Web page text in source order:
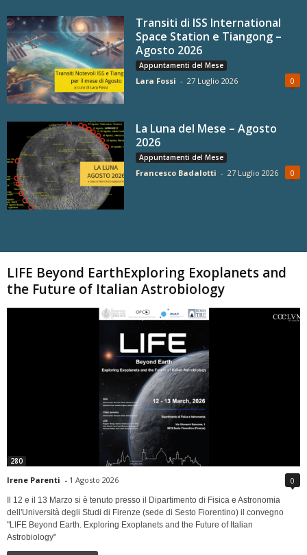
Transiti di ISS International
Space Station e Tiangong –
Agosto 2026
Appuntamenti del Mese
Lara Fossi - 27 Luglio 2026 0
La Luna del Mese – Agosto
2026
Appuntamenti del Mese
Francesco Badalotti - 27 Luglio 2026 0
LIFE Beyond EarthExploring Exoplanets and
the Future of Italian Astrobiology
280
Irene Parenti - 1 Agosto 2026 0
Il 12 e il 13 Marzo si è tenuto presso il Dipartimento di Fisica e Astronomia
dell'Università degli Studi di Firenze (sede di Sesto Fiorentino) il convegno
"LIFE Beyond Earth. Exploring Exoplanets and the Future of Italian
Astrobiology"